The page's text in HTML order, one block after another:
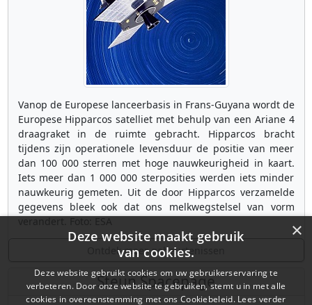
Vanop de Europese lanceerbasis in Frans-Guyana wordt de
Europese Hipparcos satelliet met behulp van een Ariane 4
draagraket in de ruimte gebracht. Hipparcos bracht
tijdens zijn operationele levensduur de positie van meer
dan 100 000 sterren met hoge nauwkeurigheid in kaart.
Iets meer dan 1 000 000 sterposities werden iets minder
nauwkeurig gemeten. Uit de door Hipparcos verzamelde
gegevens bleek ook dat ons melkwegstelsel van vorm
Ontdek meer gebeurtenissen
Steun Spacepage
×
Deze website maakt gebruik
van cookies.
Deze website gebruikt cookies om uw gebruikerservaring te
verbeteren. Door onze website te gebruiken, stemt u in met alle
cookies in overeenstemming met ons Cookiebeleid. Lees verder